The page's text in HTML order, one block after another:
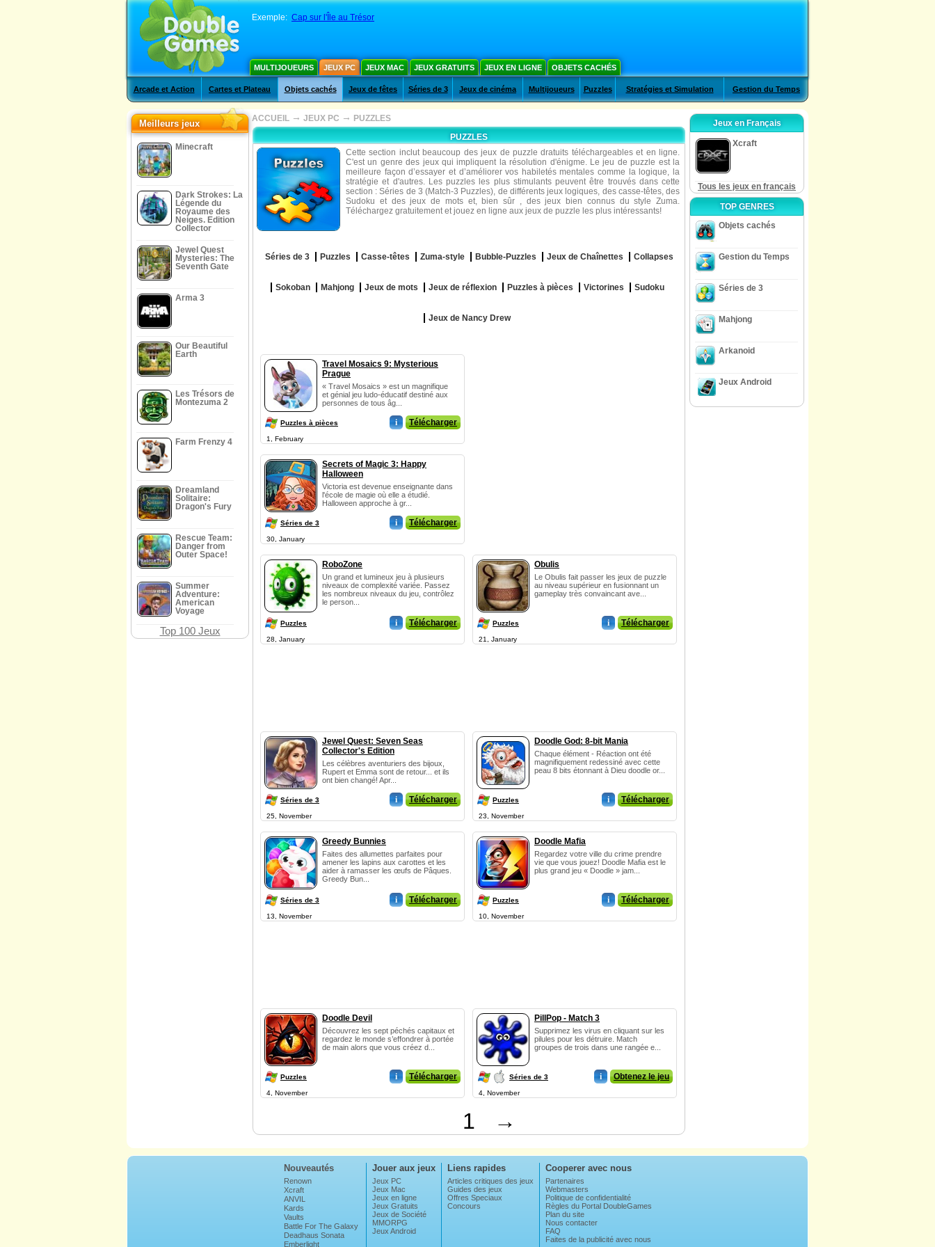
Exemple: Cap sur l'Île au Trésor
MULTIJOUEURS JEUX PC JEUX MAC JEUX GRATUITS JEUX EN LIGNE OBJETS CACHÉS
Arcade et Action Cartes et Plateau Objets cachés Jeux de fêtes Séries de 3 Jeux de cinéma Multijoueurs Puzzles Stratégies et Simulation Gestion du Temps
Meilleurs jeux
Minecraft
Dark Strokes: La
Légende du
Royaume des
Neiges. Edition
Collector
Jewel Quest
Mysteries: The
Seventh Gate
Arma 3
Our Beautiful
Earth
Les Trésors de
Montezuma 2
Farm Frenzy 4
Dreamland
Solitaire:
Dragon's Fury
Rescue Team:
Danger from
Outer Space!
Summer
Adventure:
American
Voyage
Top 100 Jeux
ACCUEIL → JEUX PC → PUZZLES
PUZZLES
Cette section inclut beaucoup des jeux de puzzle dratuits téléchargeables et en ligne.
C'est un genre des jeux qui impliquent la résolution d'énigme. Le jeu de puzzle est la
meilleure façon d’essayer et d’améliorer vos habiletés mentales comme la logique, la
stratégie et d'autres. Les puzzles les plus stimulants peuvent être trouvés dans cette
section : Séries de 3 (Match-3 Puzzles), de différents jeux logiques, des casse-têtes, des
Sudoku et des jeux de mots et, bien sûr , des jeux bien connus du style Zuma.
Téléchargez gratuitement et jouez en ligne aux jeux de puzzle les plus intéressants!
Séries de 3 Puzzles Casse-têtes Zuma-style Bubble-Puzzles Jeux de Chaînettes Collapses
Sokoban Mahjong Jeux de mots Jeux de réflexion Puzzles à pièces Victorines Sudoku
Jeux de Nancy Drew
Travel Mosaics 9: Mysterious
Prague
« Travel Mosaics » est un magnifique
et génial jeu ludo-éducatif destiné aux
personnes de tous âg...
Puzzles à pièces i Télécharger
1, February
Secrets of Magic 3: Happy
Halloween
Victoria est devenue enseignante dans
l'école de magie où elle a étudié.
Halloween approche à gr...
Séries de 3 i Télécharger
30, January
RoboZone
Un grand et lumineux jeu à plusieurs
niveaux de complexité variée. Passez
les nombreux niveaux du jeu, contrôlez
le person...
Puzzles i Télécharger
28, January
Obulis
Le Obulis fait passer les jeux de puzzle
au niveau supérieur en fusionnant un
gameplay très convaincant ave...
Puzzles i Télécharger
21, January
Jewel Quest: Seven Seas
Collector's Edition
Les célèbres aventuriers des bijoux,
Rupert et Emma sont de retour... et ils
ont bien changé! Apr...
Séries de 3 i Télécharger
25, November
Doodle God: 8-bit Mania
Chaque élément - Réaction ont été
magnifiquement redessiné avec cette
peau 8 bits étonnant à Dieu doodle or...
Puzzles i Télécharger
23, November
Greedy Bunnies
Faites des allumettes parfaites pour
amener les lapins aux carottes et les
aider à ramasser les œufs de Pâques.
Greedy Bun...
Séries de 3 i Télécharger
13, November
Doodle Mafia
Regardez votre ville du crime prendre
vie que vous jouez! Doodle Mafia est le
plus grand jeu « Doodle » jam...
Puzzles i Télécharger
10, November
Doodle Devil
Découvrez les sept péchés capitaux et
regardez le monde s’effondrer à portée
de main alors que vous créez d...
Puzzles i Télécharger
4, November
PillPop - Match 3
Supprimez les virus en cliquant sur les
pilules pour les détruire. Match
groupes de trois dans une rangée e...
Séries de 3 i Obtenez le jeu
4, November
1 →
Jeux en Français
Xcraft
Tous les jeux en français
TOP GENRES
Objets cachés
Gestion du Temps
Séries de 3
Mahjong
Arkanoid
Jeux Android
Nouveautés
Renown
Xcraft
ANVIL
Kards
Vaults
Battle For The Galaxy
Deadhaus Sonata
Emberlight
Jouer aux jeux
Jeux PC
Jeux Mac
Jeux en ligne
Jeux Gratuits
Jeux de Société
MMORPG
Jeux Android
Liens rapides
Articles critiques des jeux
Guides des jeux
Offres Speciaux
Concours
Cooperer avec nous
Partenaires
Webmasters
Politique de confidentialité
Règles du Portal DoubleGames
Plan du site
Nous contacter
FAQ
Faites de la publicité avec nous